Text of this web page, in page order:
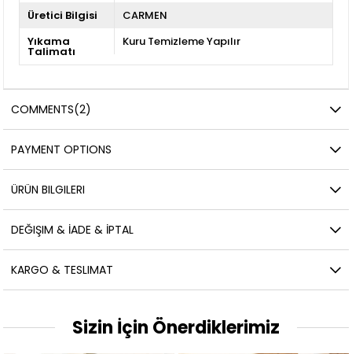
Üretici Bilgisi
CARMEN
Yıkama
Talimatı
Kuru Temizleme Yapılır
COMMENTS(2)
PAYMENT OPTIONS
ÜRÜN BILGILERI
DEĞIŞIM & İADE & İPTAL
KARGO & TESLIMAT
Sizin İçin Önerdiklerimiz